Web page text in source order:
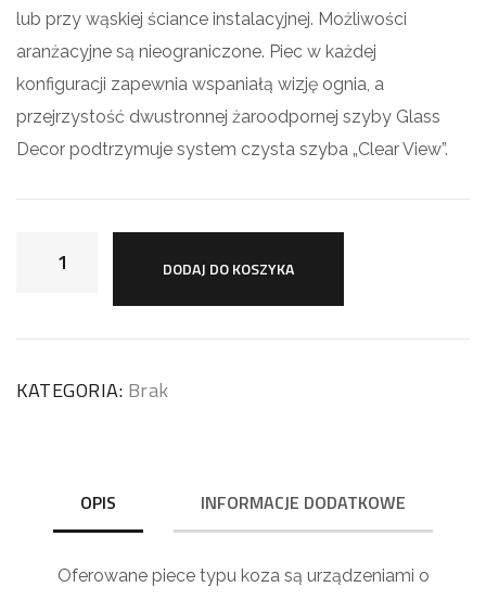
lub przy wąskiej ściance instalacyjnej. Możliwości
aranżacyjne są nieograniczone. Piec w każdej
konfiguracji zapewnia wspaniałą wizję ognia, a
przejrzystość dwustronnej żaroodpornej szyby Glass
Decor podtrzymuje system czysta szyba „Clear View”.
DODAJ DO KOSZYKA
KATEGORIA: Brak
OPIS INFORMACJE DODATKOWE
Oferowane piece typu koza są urządzeniami o